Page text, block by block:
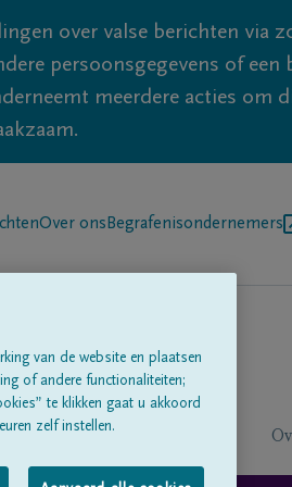
over valse berichten via
persoonsgegevens of een
meerdere acties om
Over ons Begrafenisondernemers
van de website en plaatsen
of andere functionaliteiten;
te klikken gaat u akkoord
zelf instellen.